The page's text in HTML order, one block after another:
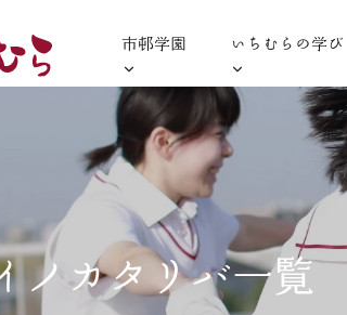
市邨学園 いちむらの学び
ノカタリバ一覧